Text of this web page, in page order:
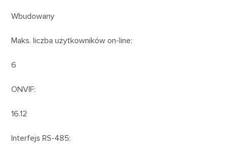
Wbudowany
Maks. liczba użytkowników on-line:
6
ONVIF:
16.12
Interfejs RS-485: